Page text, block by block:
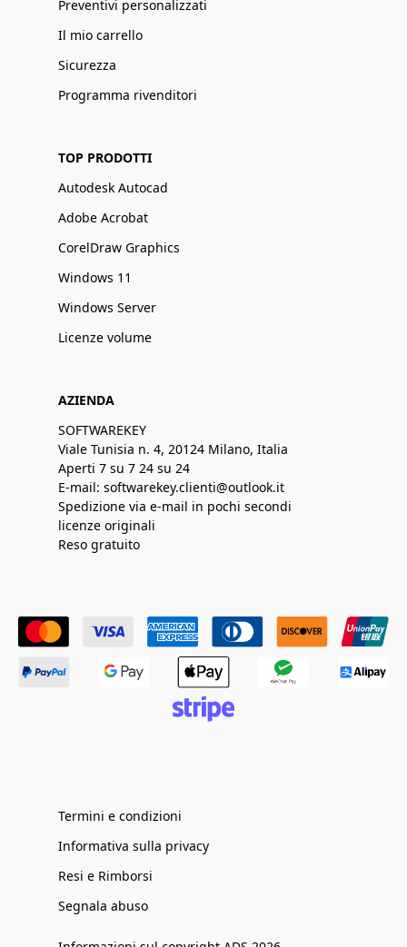
Preventivi personalizzati
Il mio carrello
Sicurezza
Programma rivenditori
TOP PRODOTTI
Autodesk Autocad
Adobe Acrobat
CorelDraw Graphics
Windows 11
Windows Server
Licenze volume
AZIENDA
SOFTWAREKEY
Viale Tunisia n. 4, 20124 Milano, Italia
Aperti 7 su 7 24 su 24
E-mail: softwarekey.clienti@outlook.it
Spedizione via e-mail in pochi secondi
licenze originali
Reso gratuito
Termini e condizioni
Informativa sulla privacy
Resi e Rimborsi
Segnala abuso